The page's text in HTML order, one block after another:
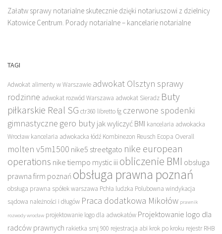
Załatw sprawy notarialne skutecznie dzięki notariuszowi z dzielnicy
Katowice Centrum. Porady notarialne – kancelarie notarialne
TAGI
Adwokat alimenty w Warszawie adwokat Olsztyn sprawy
rodzinne adwokat rozwód Warszawa adwokat Sieradz Buty
piłkarskie Real SG ctr360 libretto fg czerwone spodenki
gimnastyczne gero buty jak wyliczyć BMI kancelaria adwokacka
Wrocław kancelaria adwokacka łódź Kombinezon Reusch Ecopa Overall
molten v5m1500 nike5 streetgato nike european
operations nike tiempo mystic iii obliczenie BMI obsługa
prawna firm poznań obsługa prawna poznań
obsługa prawna spółek warszawa Pchła ludzka Polubowna windykacja
sądowa należności i długów Praca dodatkowa Mikołów prawnik
rozwody wrocław projektowanie logo dla adwokatów Projektowanie logo dla
radców prawnych rakietka smj 900 rejestracja abi krok po kroku rejestr RHB